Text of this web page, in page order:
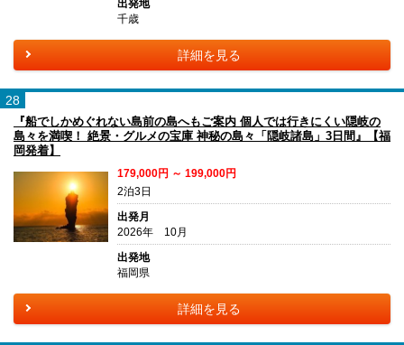
出発地
千歳
詳細を見る
28
『船でしかめぐれない島前の島へもご案内 個人では行きにくい隠岐の
島々を満喫！ 絶景・グルメの宝庫 神秘の島々「隠岐諸島」3日間』【福
岡発着】
179,000円 ～ 199,000円
2泊3日
出発月
2026年 10月
出発地
福岡県
詳細を見る